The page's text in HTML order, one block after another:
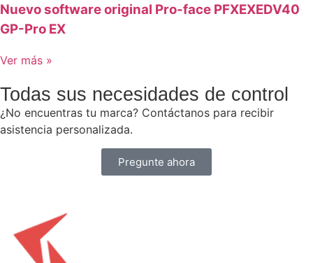
Nuevo software original Pro-face PFXEXEDV40
GP-Pro EX
Ver más »
Todas sus necesidades de control
¿No encuentras tu marca? Contáctanos para recibir
asistencia personalizada.
Pregunte ahora